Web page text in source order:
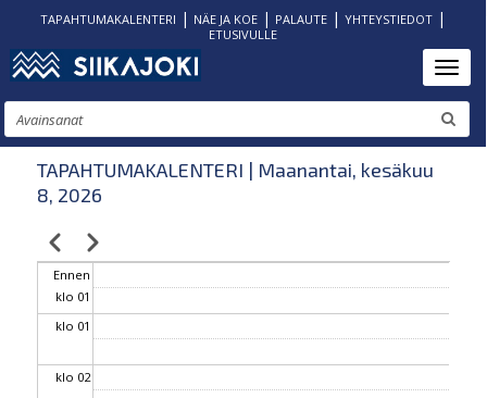
Hyppää
pääsisältöön
TAPAHTUMAKALENTERI | NÄE JA KOE| PALAUTE| YHTEYSTIEDOT|
ETUSIVULLE
Etsi
TAPAHTUMAKALENTERI | Maanantai, kesäkuu
8, 2026
Sivutus
EdellinenSeuraava
Ennen
klo 01
klo 01
klo 02